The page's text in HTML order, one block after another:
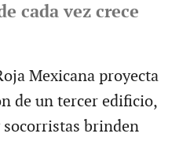
cada vez crece
Mexicana proyecta
de un tercer edificio,
socorristas brinden